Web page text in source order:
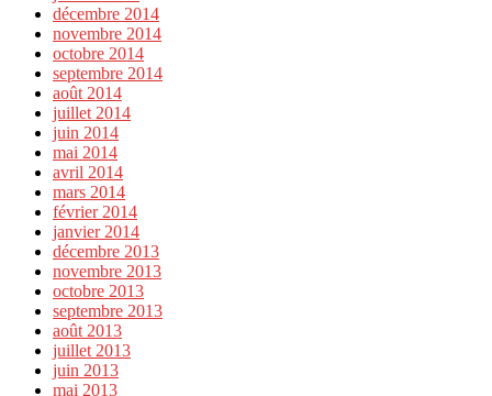
décembre 2014
novembre 2014
octobre 2014
septembre 2014
août 2014
juillet 2014
juin 2014
mai 2014
avril 2014
mars 2014
février 2014
janvier 2014
décembre 2013
novembre 2013
octobre 2013
septembre 2013
août 2013
juillet 2013
juin 2013
mai 2013